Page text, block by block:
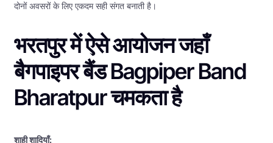
दोनों अवसरों के लिए एकदम सही संगत बनाती है।
भरतपुर में ऐसे आयोजन जहाँ
बैगपाइपर बैंड Bagpiper Band
Bharatpur चमकता है
शाही शादियाँ: